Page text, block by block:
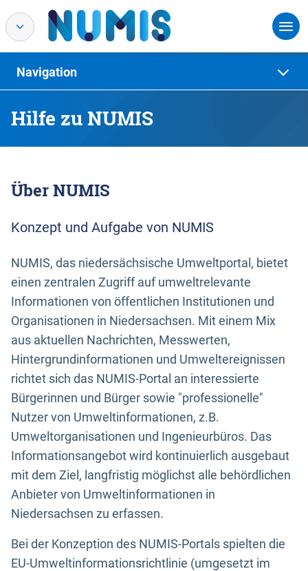
Hilfe zu NUMIS
Navigation
Über NUMIS
Konzept und Aufgabe von NUMIS
NUMIS, das niedersächsische Umweltportal, bietet
einen zentralen Zugriff auf umweltrelevante
Informationen von öffentlichen Institutionen und
Organisationen in Niedersachsen. Mit einem Mix
aus aktuellen Nachrichten, Messwerten,
Hintergrundinformationen und Umweltereignissen
richtet sich das NUMIS-Portal an interessierte
Bürgerinnen und Bürger sowie "professionelle"
Nutzer von Umweltinformationen, z.B.
Umweltorganisationen und Ingenieurbüros. Das
Informationsangebot wird kontinuierlich ausgebaut
mit dem Ziel, langfristig möglichst alle behördlichen
Anbieter von Umweltinformationen in
Niedersachsen zu erfassen.
Bei der Konzeption des NUMIS-Portals spielten die
EU-Umweltinformationsrichtlinie (umgesetzt im